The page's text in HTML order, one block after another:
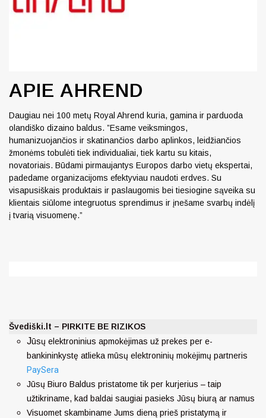
APIE AHREND
Daugiau nei 100 metų Royal Ahrend kuria, gamina ir parduoda
olandiško dizaino baldus. ”Esame veiksmingos,
humanizuojančios ir skatinančios darbo aplinkos, leidžiančios
žmonėms tobulėti tiek individualiai, tiek kartu su kitais,
novatoriais. Būdami pirmaujantys Europos darbo vietų ekspertai,
padedame organizacijoms efektyviau naudoti erdves. Su
visapusiškais produktais ir paslaugomis bei tiesiogine sąveika su
klientais siūlome integruotus sprendimus ir įnešame svarbų indėlį
į tvarią visuomenę.”
Švediški.lt – PIRKITE BE RIZIKOS
Jūsų elektroninius apmokėjimas už prekes per e-
bankininkystę atlieka mūsų elektroninių mokėjimų partneris
PaySera
Jūsų Biuro Baldus pristatome tik per kurjerius – taip
užtikriname, kad baldai saugiai pasieks Jūsų biurą ar namus
Visuomet skambiname Jums dieną prieš pristatymą ir